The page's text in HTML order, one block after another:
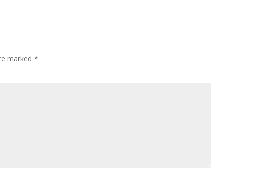
marked*